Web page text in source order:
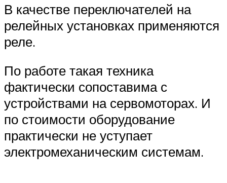
В качестве переключателей на
релейных установках применяются
реле.
По работе такая техника
фактически сопоставима с
устройствами на сервомоторах. И
по стоимости оборудование
практически не уступает
электромеханическим системам.